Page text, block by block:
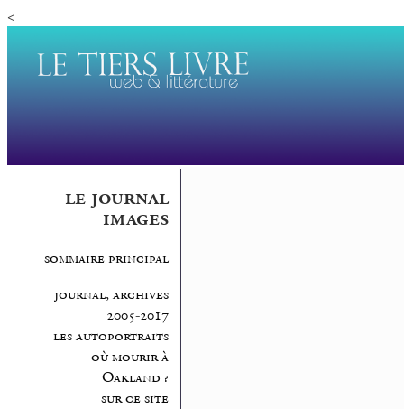
<
le journal
images
sommaire principal
journal, archives
2005-2017
les autoportraits
où mourir à
Oakland ?
sur ce site